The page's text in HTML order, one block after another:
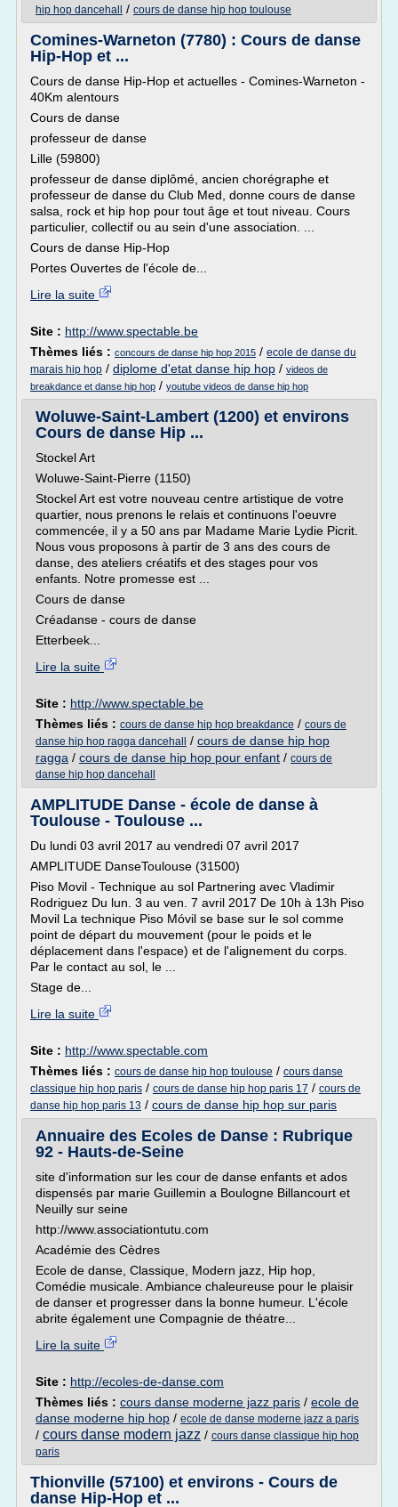
hip hop dancehall
/ cours de danse hip hop toulouse
Comines-Warneton (7780) : Cours de danse
Hip-Hop et ...
Cours de danse Hip-Hop et actuelles - Comines-Warneton -
40Km alentours
Cours de danse
professeur de danse
Lille (59800)
professeur de danse diplômé, ancien chorégraphe et
professeur de danse du Club Med, donne cours de danse
salsa, rock et hip hop pour tout âge et tout niveau. Cours
particulier, collectif ou au sein d'une association. ...
Cours de danse Hip-Hop
Portes Ouvertes de l'école de...
Lire la suite
Site : http://www.spectable.be
Thèmes liés : concours de danse hip hop 2015 / ecole de danse du
marais hip hop / diplome d'etat danse hip hop / videos de
breakdance et danse hip hop / youtube videos de danse hip hop
Woluwe-Saint-Lambert (1200) et environs
Cours de danse Hip ...
Stockel Art
Woluwe-Saint-Pierre (1150)
Stockel Art est votre nouveau centre artistique de votre
quartier, nous prenons le relais et continuons l'oeuvre
commencée, il y a 50 ans par Madame Marie Lydie Picrit.
Nous vous proposons à partir de 3 ans des cours de
danse, des ateliers créatifs et des stages pour vos
enfants. Notre promesse est ...
Cours de danse
Créadanse - cours de danse
Etterbeek...
Lire la suite
Site : http://www.spectable.be
Thèmes liés : cours de danse hip hop breakdance / cours de
danse hip hop ragga dancehall
/ cours de danse hip hop
ragga / cours de danse hip hop pour enfant / cours de
danse hip hop dancehall
AMPLITUDE Danse - école de danse à
Toulouse - Toulouse ...
Du lundi 03 avril 2017 au vendredi 07 avril 2017
AMPLITUDE DanseToulouse (31500)
Piso Movil - Technique au sol Partnering avec Vladimir
Rodriguez Du lun. 3 au ven. 7 avril 2017 De 10h à 13h Piso
Movil La technique Piso Móvil se base sur le sol comme
point de départ du mouvement (pour le poids et le
déplacement dans l'espace) et de l'alignement du corps.
Par le contact au sol, le ...
Stage de...
Lire la suite
Site : http://www.spectable.com
Thèmes liés : cours de danse hip hop toulouse / cours danse
classique hip hop paris / cours de danse hip hop paris 17 / cours de
danse hip hop paris 13 / cours de danse hip hop sur paris
Annuaire des Ecoles de Danse : Rubrique
92 - Hauts-de-Seine
site d'information sur les cour de danse enfants et ados
dispensés par marie Guillemin a Boulogne Billancourt et
Neuilly sur seine
http://www.associationtutu.com
Académie des Cèdres
Ecole de danse, Classique, Modern jazz, Hip hop,
Comédie musicale. Ambiance chaleureuse pour le plaisir
de danser et progresser dans la bonne humeur. L'école
abrite également une Compagnie de théatre...
Lire la suite
Site : http://ecoles-de-danse.com
Thèmes liés : cours danse moderne jazz paris / ecole de
danse moderne hip hop / ecole de danse moderne jazz a paris
/ cours danse modern jazz / cours danse classique hip hop
paris
Thionville (57100) et environs - Cours de
danse Hip-Hop et ...